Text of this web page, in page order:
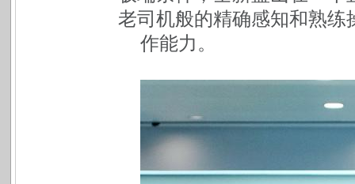
老司机般的精确感知和熟练
作能力。